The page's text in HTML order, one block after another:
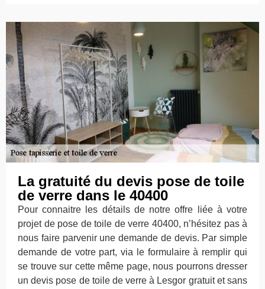
La gratuité du devis pose de toile
de verre dans le 40400
Pour connaitre les détails de notre offre liée à votre
projet de pose de toile de verre 40400, n’hésitez pas à
nous faire parvenir une demande de devis. Par simple
demande de votre part, via le formulaire à remplir qui
se trouve sur cette même page, nous pourrons dresser
un devis pose de toile de verre à Lesgor gratuit et sans